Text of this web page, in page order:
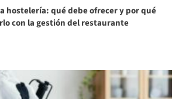
hostelería: qué debe ofrecer y por qué
con la gestión del restaurante